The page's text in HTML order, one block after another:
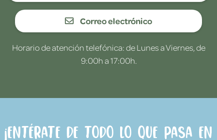
Correo electrónico
Horario de atención telefónica: de Lunes a Viernes, de
9:00h a 17:00h.
¡Entérate de todo lo que pasa en